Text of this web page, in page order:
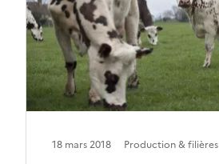
18 mars 2018 Production & filières